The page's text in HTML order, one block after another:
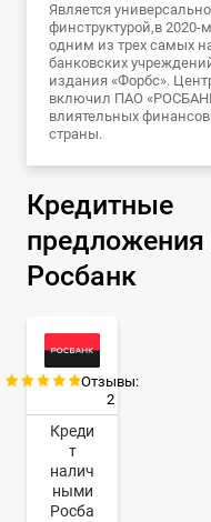
Является
финструктурой,в 2020-
одним из трех самых
банковских
издания «Форбс».
включил ПАО
влиятельных
страны.
Кредитные
предложения
Росбанк
Отзывы:
2
Креди
т
налич
ными
Росба